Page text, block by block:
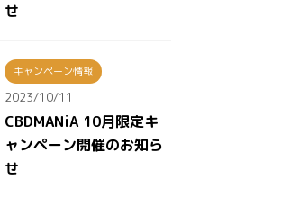
せ
キャンペーン情報
2023/10/11
CBDMANiA 10月限定キ
ャンペーン開催のお知ら
せ